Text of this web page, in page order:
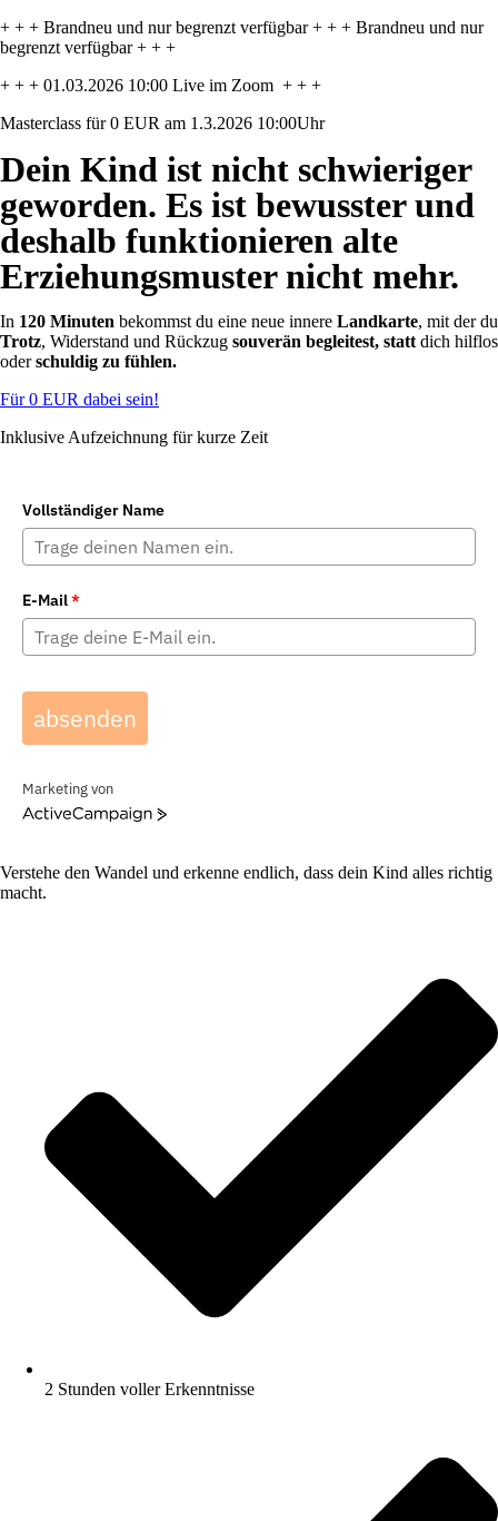
+ + + Brandneu und nur begrenzt verfügbar + + + Brandneu und nur
begrenzt verfügbar + + +
+ + + 01.03.2026 10:00 Live im Zoom + + +
Masterclass für 0 EUR am 1.3.2026 10:00Uhr
Dein Kind ist nicht schwieriger
geworden. Es ist bewusster und
deshalb funktionieren alte
Erziehungsmuster nicht mehr.
In 120 Minuten bekommst du eine neue innere Landkarte, mit der du
Trotz, Widerstand und Rückzug souverän begleitest, statt dich hilflos
oderschuldig zu fühlen.
Für 0 EUR dabei sein!
Inklusive Aufzeichnung für kurze Zeit
Vollständiger Name
E-Mail*
absenden
Marketing von
ActiveCampaign
Verstehe den Wandel und erkenne endlich, dass dein Kind alles richtig
macht.
2 Stunden voller Erkenntnisse